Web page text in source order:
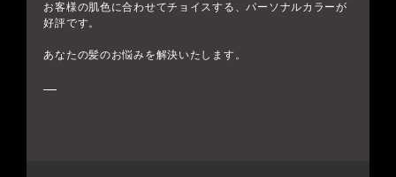
お客様の肌色に合わせてチョイスする、パーソナルカラーが
好評です。
あなたの髪のお悩みを解決いたします。